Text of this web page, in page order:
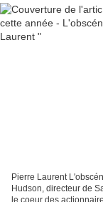
Pierre Laurent
Hudson, directeur de
le coeur des